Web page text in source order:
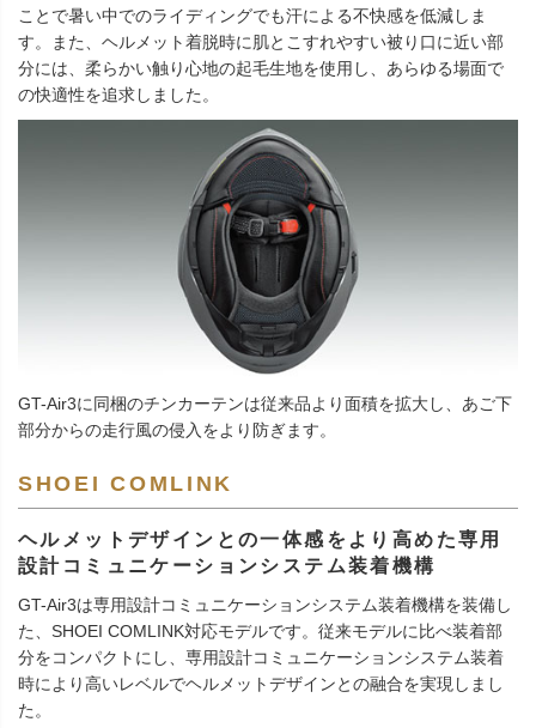
ことで暑い中でのライディングでも汗による不快感を低減しま
す。また、ヘルメット着脱時に肌とこすれやすい被り口に近い部
分には、柔らかい触り心地の起毛生地を使用し、あらゆる場面で
の快適性を追求しました。
GT-Air3に同梱のチンカーテンは従来品より面積を拡大し、あご下
部分からの走行風の侵入をより防ぎます。
SHOEI COMLINK
ヘルメットデザインとの一体感をより高めた専用
設計コミュニケーションシステム装着機構
GT-Air3は専用設計コミュニケーションシステム装着機構を装備し
た、SHOEI COMLINK対応モデルです。従来モデルに比べ装着部
分をコンパクトにし、専用設計コミュニケーションシステム装着
時により高いレベルでヘルメットデザインとの融合を実現しまし
た。